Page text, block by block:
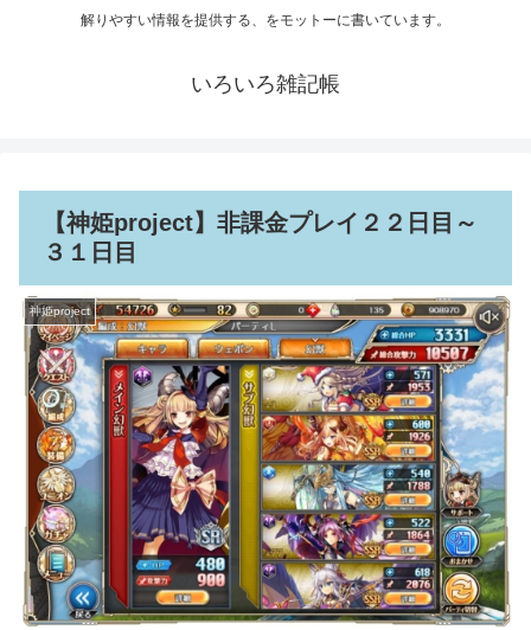
解りやすい情報を提供する、をモットーに書いています。
いろいろ雑記帳
【神姫project】非課金プレイ２２日目～
３１日目
神姫project